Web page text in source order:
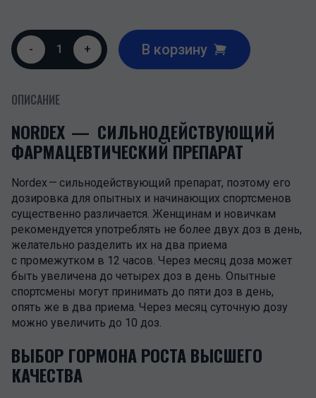
- 1 + В корзину
ОПИСАНИЕ
NORDEX — СИЛЬНОДЕЙСТВУЮЩИЙ
ФАРМАЦЕВТИЧЕСКИЙ ПРЕПАРАТ
Nordex — сильнодействующий препарат, поэтому его
дозировка для опытных и начинающих спортсменов
существенно различается. Женщинам и новичкам
рекомендуется употреблять не более двух доз в день,
желательно разделить их на два приема
с промежутком в 12 часов. Через месяц доза может
быть увеличена до четырех доз в день. Опытные
спортсмены могут принимать до пяти доз в день,
опять же в два приема. Через месяц суточную дозу
можно увеличить до 10 доз.
ВЫБОР ГОРМОНА РОСТА ВЫСШЕГО
КАЧЕСТВА